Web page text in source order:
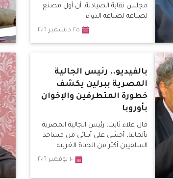
مجلس نقابة الصيادلة، أن أول مصنع
لصناعة لصناعة الدواء
٢٥ ديسمبر ٢٠١٦
بالفيديو.. رئيس الجالية
المصرية ببرلين يكشف
خطورة المتطرفين والإخوان
بأوروبا
قال علاء ثابت، رئيس الجالية المصرية
بألمانيا، أخشى علي أبنائي من مساجد
السلفيين أكثر من الحياة الغربية
١٠ نوفمبر ٢٠١٦